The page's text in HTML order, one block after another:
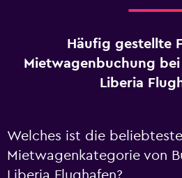
Häufig gestellte
Mietwagenbuchung
Liberia
Welches ist die beliebteste
Mietwagenkategorie von
Liberia Flughafen?